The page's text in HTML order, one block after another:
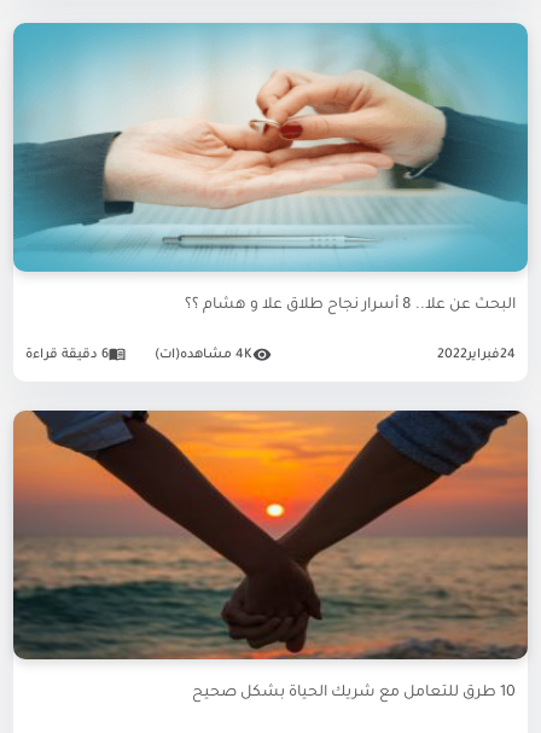
البحث عن علا.. 8 أسرار نجاح طلاق علا و هشام ؟؟
24فبراير2022 4K مشاهده(ات) 6 دقيقة قراءة
10 طرق للتعامل مع شريك الحياة بشكل صحيح